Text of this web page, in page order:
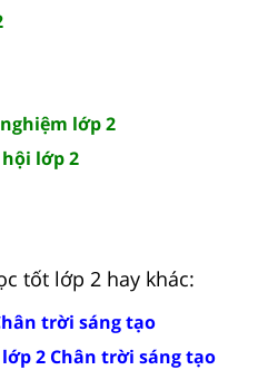
lớp 2
lớp 2
tốt lớp 2 hay khác:
trời sáng tạo
2 Chân trời sáng tạo